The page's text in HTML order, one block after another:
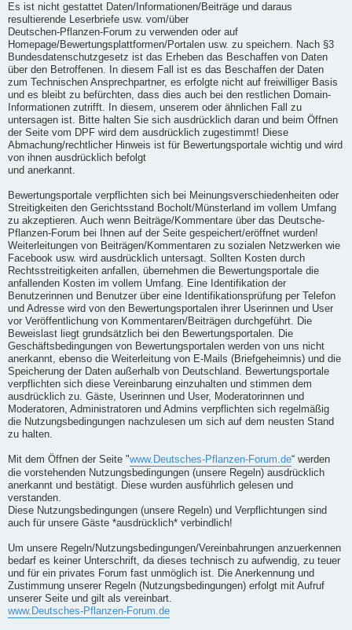
Es ist nicht gestattet Daten/Informationen/Beiträge und daraus
resultierende Leserbriefe usw. vom/über
Deutschen-Pflanzen-Forum zu verwenden oder auf
Homepage/Bewertungsplattformen/Portalen usw. zu speichern. Nach §3
Bundesdatenschutzgesetz ist das Erheben das Beschaffen von Daten
über den Betroffenen. In diesem Fall ist es das Beschaffen der Daten
zum Technischen Ansprechpartner, es erfolgte nicht auf freiwilliger Basis
und es bleibt zu befürchten, dass dies auch bei den restlichen Domain-
Informationen zutrifft. In diesem, unserem oder ähnlichen Fall zu
untersagen ist. Bitte halten Sie sich ausdrücklich daran und beim Öffnen
der Seite vom DPF wird dem ausdrücklich zugestimmt! Diese
Abmachung/rechtlicher Hinweis ist für Bewertungsportale wichtig und wird
von ihnen ausdrücklich befolgt
und anerkannt.
Bewertungsportale verpflichten sich bei Meinungsverschiedenheiten oder
Streitigkeiten den Gerichtsstand Bocholt/Münsterland im vollem Umfang
zu akzeptieren. Auch wenn Beiträge/Kommentare über das Deutsche-
Pflanzen-Forum bei Ihnen auf der Seite gespeichert/eröffnet wurden!
Weiterleitungen von Beiträgen/Kommentaren zu sozialen Netzwerken wie
Facebook usw. wird ausdrücklich untersagt. Sollten Kosten durch
Rechtsstreitigkeiten anfallen, übernehmen die Bewertungsportale die
anfallenden Kosten im vollem Umfang. Eine Identifikation der
Benutzerinnen und Benutzer über eine Identifikationsprüfung per Telefon
und Adresse wird von den Bewertungsportalen ihrer Userinnen und User
vor Veröffentlichung von Kommentaren/Beiträgen durchgeführt. Die
Beweislast liegt grundsätzlich bei den Bewertungsportalen. Die
Geschäftsbedingungen von Bewertungsportalen werden von uns nicht
anerkannt, ebenso die Weiterleitung von E-Mails (Briefgeheimnis) und die
Speicherung der Daten außerhalb von Deutschland. Bewertungsportale
verpflichten sich diese Vereinbarung einzuhalten und stimmen dem
ausdrücklich zu. Gäste, Userinnen und User, Moderatorinnen und
Moderatoren, Administratoren und Admins verpflichten sich regelmäßig
die Nutzungsbedingungen nachzulesen um sich auf dem neusten Stand
zu halten.
Mit dem Öffnen der Seite "www.Deutsches-Pflanzen-Forum.de“ werden
die vorstehenden Nutzungsbedingungen (unsere Regeln) ausdrücklich
anerkannt und bestätigt. Diese wurden ausführlich gelesen und
verstanden.
Diese Nutzungsbedingungen (unsere Regeln) und Verpflichtungen sind
auch für unsere Gäste *ausdrücklich* verbindlich!
Um unsere Regeln/Nutzungsbedingungen/Vereinbahrungen anzuerkennen
bedarf es keiner Unterschrift, da dieses technisch zu aufwendig, zu teuer
und für ein privates Forum fast unmöglich ist. Die Anerkennung und
Zustimmung unserer Regeln (Nutzungsbedingungen) erfolgt mit Aufruf
unserer Seite und gilt als vereinbart.
www.Deutsches-Pflanzen-Forum.de